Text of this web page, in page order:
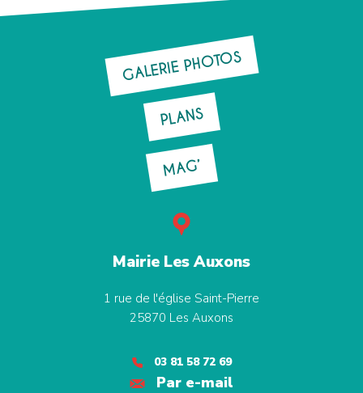
GALERIE PHOTOS
PLANS
MAG’
Mairie Les Auxons
1 rue de l'église Saint-Pierre
25870 Les Auxons
03 81 58 72 69
Par e-mail